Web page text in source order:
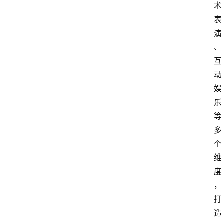
术
表
演
、
互
动
娱
乐
等
多
个
维
度
，
打
造